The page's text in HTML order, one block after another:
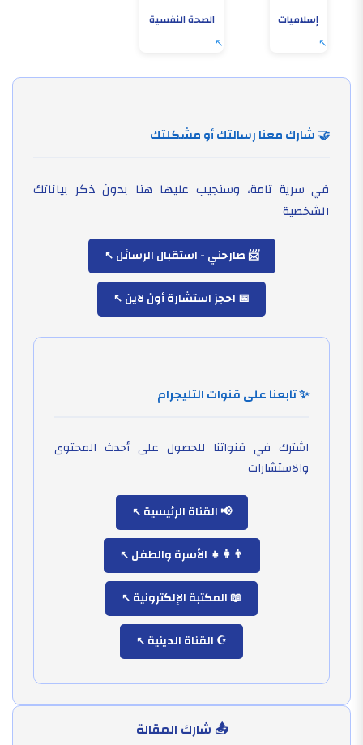
إسلاميات الصحة النفسية
🤝 شارك معنا رسالتك أو مشكلتك
في سرية تامة، وسنجيب عليها هنا بدون ذكر بياناتك
الشخصية
📨 صارحني - استقبال الرسائل
📅 احجز استشارة أون لاين
✨ تابعنا على قنوات التليجرام
اشترك في قنواتنا للحصول على أحدث المحتوى
والاستشارات
📢 القناة الرئيسية
👨‍👩‍👧 الأسرة والطفل
📖 المكتبة الإلكترونية
☪️ القناة الدينية
📤 شارك المقالة